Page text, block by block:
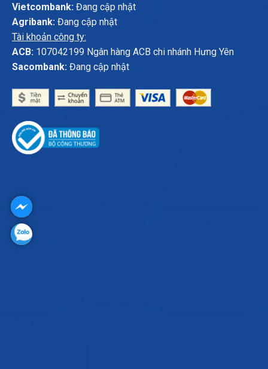
Vietcombank:Đang cập nhật
Agribank:Đang cập nhật
Tài khoản công ty:
ACB:107042199 Ngân hàng ACB chi nhánh Hưng Yên
Sacombank:Đang cập nhật